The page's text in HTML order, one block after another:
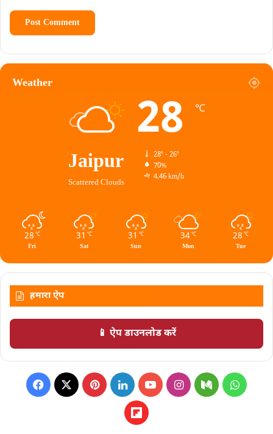
Weather
Jaipur
Scattered Clouds
28 ℃
28º - 26º
70%
4.46 km/h
28 ℃
Fri
31 ℃
Sat
31 ℃
Sun
34 ℃
Mon
28 ℃
Tue
हमारा ऐप
📱 ऐप डाउनलोड करें